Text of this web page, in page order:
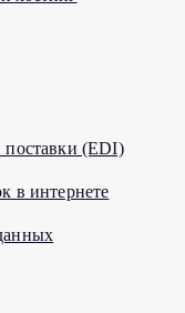
поставки (EDI)
в интернете